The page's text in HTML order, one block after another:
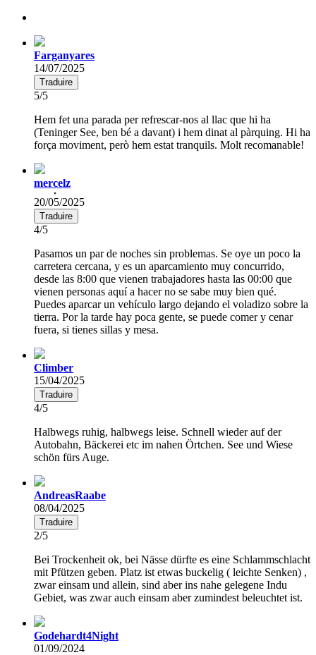
Farganyares
14/07/2025
Traduire
5/5
Hem fet una parada per refrescar-nos al llac que hi ha
(Teninger See, ben bé a davant) i hem dinat al pàrquing. Hi ha
força moviment, però hem estat tranquils. Molt recomanable!
mercelz
20/05/2025
Traduire
4/5
Pasamos un par de noches sin problemas. Se oye un poco la
carretera cercana, y es un aparcamiento muy concurrido,
desde las 8:00 que vienen trabajadores hasta las 00:00 que
vienen personas aquí a hacer no se sabe muy bien qué.
Puedes aparcar un vehículo largo dejando el voladizo sobre la
tierra. Por la tarde hay poca gente, se puede comer y cenar
fuera, si tienes sillas y mesa.
Climber
15/04/2025
Traduire
4/5
Halbwegs ruhig, halbwegs leise. Schnell wieder auf der
Autobahn, Bäckerei etc im nahen Örtchen. See und Wiese
schön fürs Auge.
AndreasRaabe
08/04/2025
Traduire
2/5
Bei Trockenheit ok, bei Nässe dürfte es eine Schlammschlacht
mit Pfützen geben. Platz ist etwas buckelig ( leichte Senken) ,
zwar einsam und allein, sind aber ins nahe gelegene Indu
Gebiet, was zwar auch einsam aber zumindest beleuchtet ist.
Godehardt4Night
01/09/2024